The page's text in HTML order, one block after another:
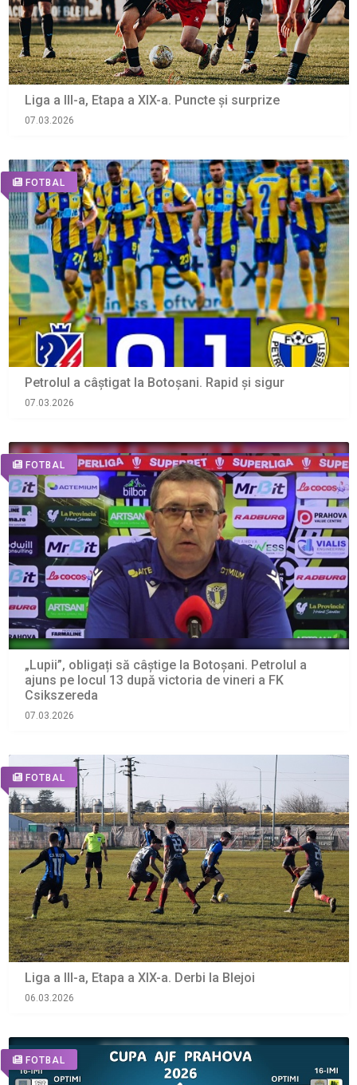
Liga a III-a, Etapa a XIX-a. Puncte și surprize
07.03.2026
FOTBAL
Petrolul a câștigat la Botoșani. Rapid și sigur
07.03.2026
FOTBAL
„Lupii”, obligați să câștige la Botoșani. Petrolul a
ajuns pe locul 13 după victoria de vineri a FK
Csikszereda
07.03.2026
FOTBAL
Liga a III-a, Etapa a XIX-a. Derbi la Blejoi
06.03.2026
FOTBAL